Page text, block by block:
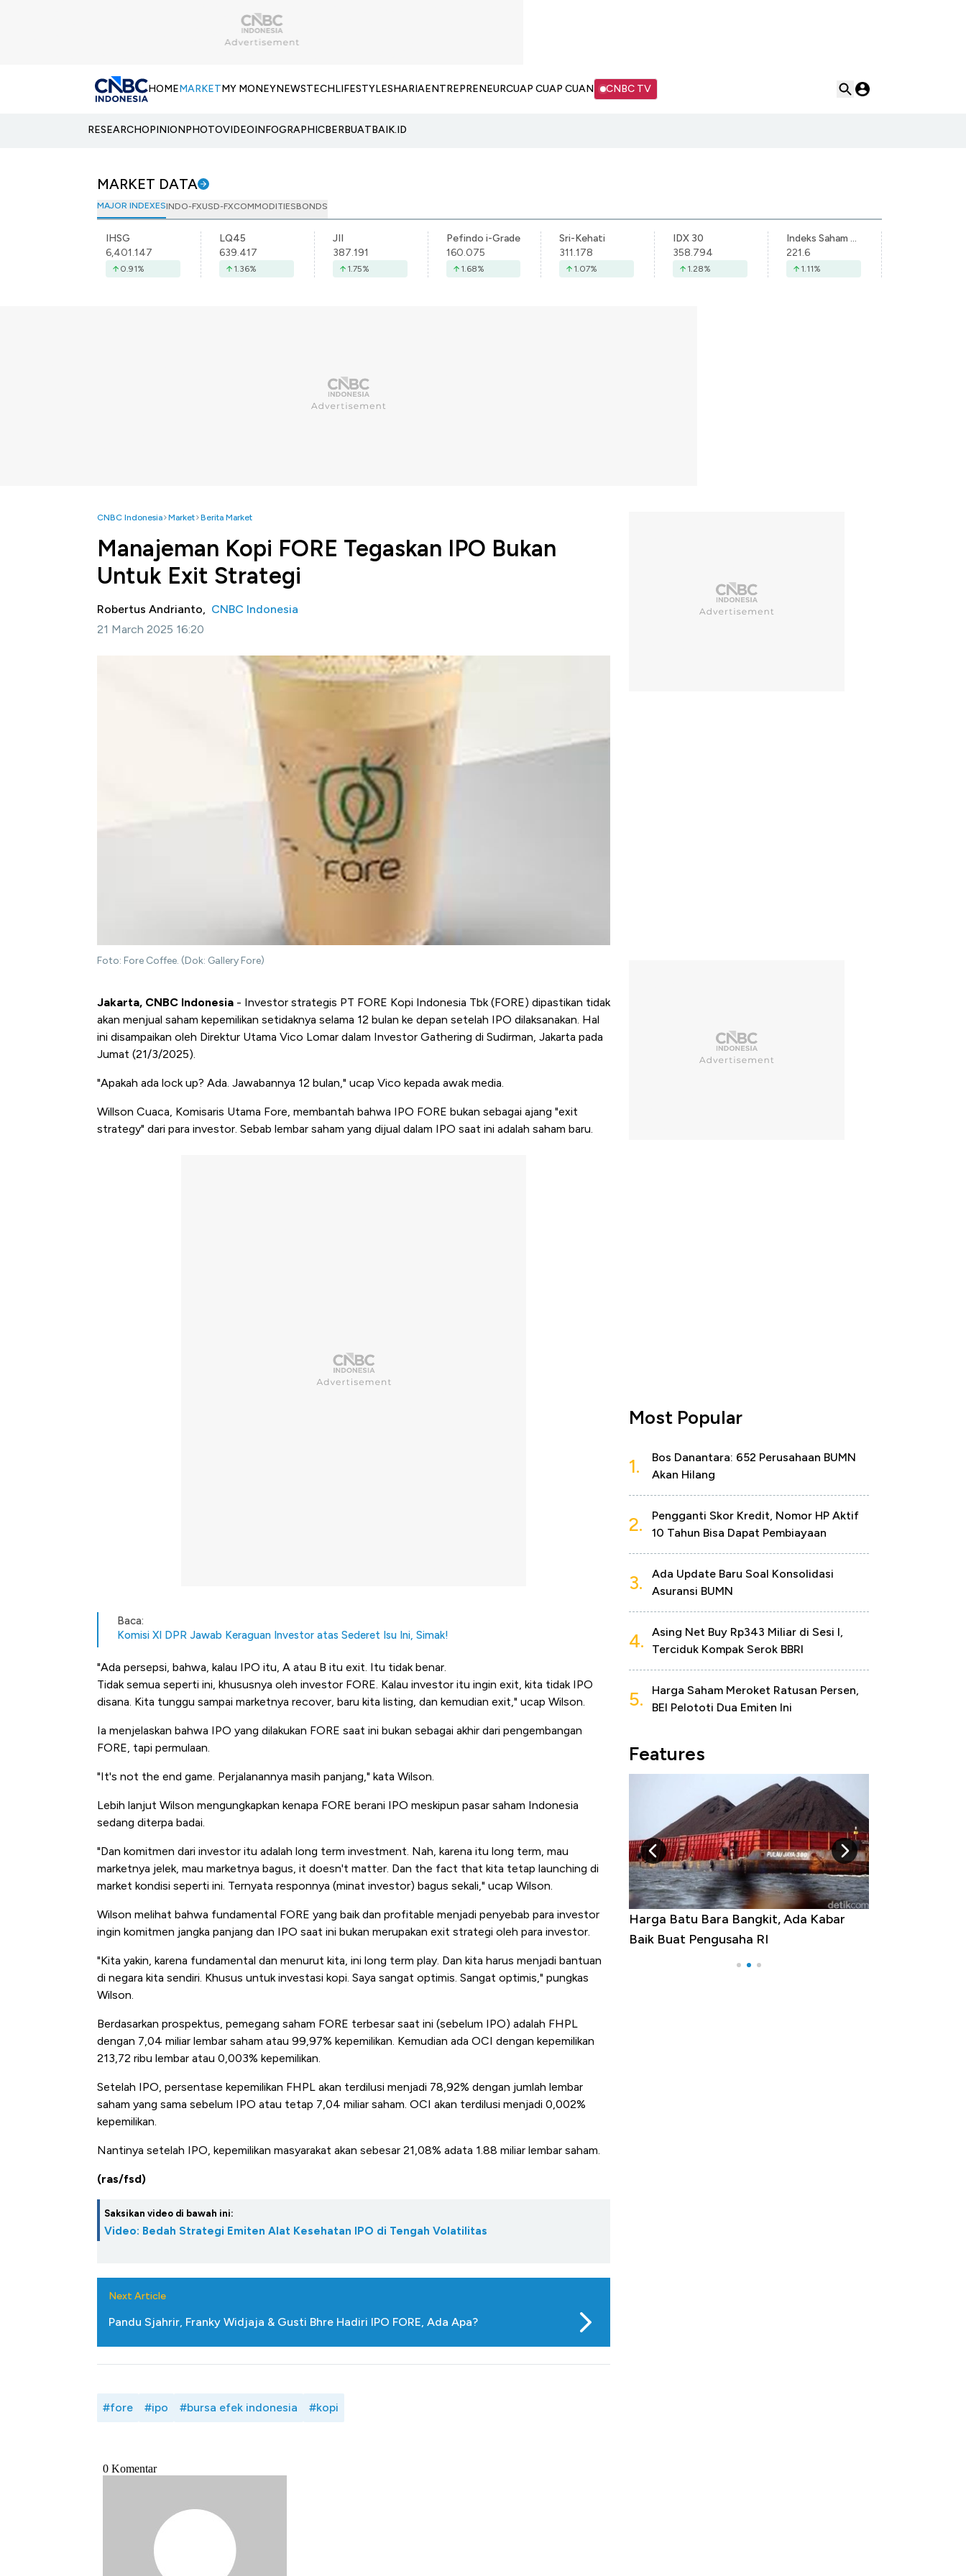
HOMEMARKETMY MONEYNEWSTECHLIFESTYLESHARIAENTREPRENEURCUAP CUAP CUAN CNBC TV
RESEARCHOPINIONPHOTOVIDEOINFOGRAPHICBERBUATBAIK.ID
MARKET DATA
MAJOR INDEXESINDO-FXUSD-FXCOMMODITIESBONDS
IHSG
6,401.147
0.91%
LQ45
639.417
1.36%
JII
387.191
1.75%
Pefindo i-Grade
160.075
1.68%
Sri-Kehati
311.178
1.07%
IDX 30
358.794
1.28%
Indeks Saham Syariah Indonesia
221.6
1.11%
CNBC Indonesia Market Berita Market
Manajeman Kopi FORE Tegaskan IPO Bukan
Untuk Exit Strategi
Robertus Andrianto, CNBC Indonesia
21 March 2025 16:20
Foto: Fore Coffee. (Dok: Gallery Fore)
Jakarta, CNBC Indonesia - Investor strategis PT FORE Kopi Indonesia Tbk (FORE) dipastikan tidak
akan menjual saham kepemilikan setidaknya selama 12 bulan ke depan setelah IPO dilaksanakan. Hal
ini disampaikan oleh Direktur Utama Vico Lomar dalam Investor Gathering di Sudirman, Jakarta pada
Jumat (21/3/2025).
"Apakah ada lock up? Ada. Jawabannya 12 bulan," ucap Vico kepada awak media.
Willson Cuaca, Komisaris Utama Fore, membantah bahwa IPO FORE bukan sebagai ajang "exit
strategy" dari para investor. Sebab lembar saham yang dijual dalam IPO saat ini adalah saham baru.
Baca:
Komisi XI DPR Jawab Keraguan Investor atas Sederet Isu Ini, Simak!
"Ada persepsi, bahwa, kalau IPO itu, A atau B itu exit. Itu tidak benar.
Tidak semua seperti ini, khususnya oleh investor FORE. Kalau investor itu ingin exit, kita tidak IPO
disana. Kita tunggu sampai marketnya recover, baru kita listing, dan kemudian exit," ucap Wilson.
Ia menjelaskan bahwa IPO yang dilakukan FORE saat ini bukan sebagai akhir dari pengembangan
FORE, tapi permulaan.
"It's not the end game. Perjalanannya masih panjang," kata Wilson.
Lebih lanjut Wilson mengungkapkan kenapa FORE berani IPO meskipun pasar saham Indonesia
sedang diterpa badai.
"Dan komitmen dari investor itu adalah long term investment. Nah, karena itu long term, mau
marketnya jelek, mau marketnya bagus, it doesn't matter. Dan the fact that kita tetap launching di
market kondisi seperti ini. Ternyata responnya (minat investor) bagus sekali," ucap Wilson.
Wilson melihat bahwa fundamental FORE yang baik dan profitable menjadi penyebab para investor
ingin komitmen jangka panjang dan IPO saat ini bukan merupakan exit strategi oleh para investor.
"Kita yakin, karena fundamental dan menurut kita, ini long term play. Dan kita harus menjadi bantuan
di negara kita sendiri. Khusus untuk investasi kopi. Saya sangat optimis. Sangat optimis," pungkas
Wilson.
Berdasarkan prospektus, pemegang saham FORE terbesar saat ini (sebelum IPO) adalah FHPL
dengan 7,04 miliar lembar saham atau 99,97% kepemilikan. Kemudian ada OCI dengan kepemilikan
213,72 ribu lembar atau 0,003% kepemilikan.
Setelah IPO, persentase kepemilikan FHPL akan terdilusi menjadi 78,92% dengan jumlah lembar
saham yang sama sebelum IPO atau tetap 7,04 miliar saham. OCI akan terdilusi menjadi 0,002%
kepemilikan.
Nantinya setelah IPO, kepemilikan masyarakat akan sebesar 21,08% adata 1.88 miliar lembar saham.
(ras/fsd)
Saksikan video di bawah ini:
Video: Bedah Strategi Emiten Alat Kesehatan IPO di Tengah Volatilitas
Next Article
Pandu Sjahrir, Franky Widjaja & Gusti Bhre Hadiri IPO FORE, Ada Apa?
#fore #ipo #bursa efek indonesia #kopi
Most Popular
1.
Bos Danantara: 652 Perusahaan BUMN
Akan Hilang
2.
Pengganti Skor Kredit, Nomor HP Aktif
10 Tahun Bisa Dapat Pembiayaan
3.
Ada Update Baru Soal Konsolidasi
Asuransi BUMN
4.
Asing Net Buy Rp343 Miliar di Sesi I,
Terciduk Kompak Serok BBRI
5.
Harga Saham Meroket Ratusan Persen,
BEI Pelototi Dua Emiten Ini
Features
Ini Kekuatan Uang Embraer Kuasai
Langit Dunia, Pembunuh Boeing-Airbus?
Harga Batu Bara Bangkit, Ada Kabar
Baik Buat Pengusaha RI
Harga Emas Jatuh Usai